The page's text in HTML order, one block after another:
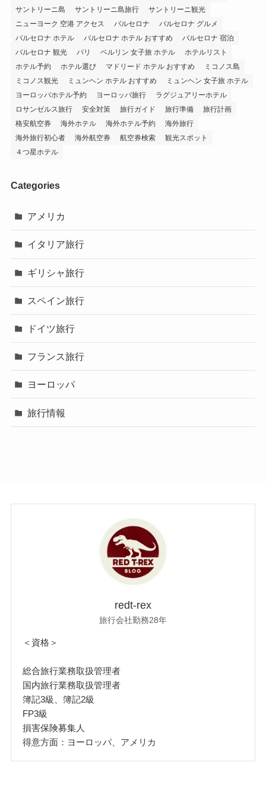
サントリーニ島
サントリーニ島旅行
サントリーニ観光
ニューヨーク 空港 アクセス
バルセロナ
バルセロナ グルメ
バルセロナ ホテル
バルセロナ ホテル おすすめ
バルセロナ 宿泊
バルセロナ 観光
パリ ベルリン 女子旅 ホテル
ホテルリスト
ホテル予約
ホテル選び マドリード ホテル おすすめ
ミコノス島
ミコノス観光
ミュンヘン ホテル おすすめ
ミュンヘン 女子旅 ホテル
ヨーロッパホテル予約
ヨーロッパ旅行
ラグジュアリーホテル
ロサンゼルス旅行
安全対策 旅行ガイド 旅行準備
旅行計画
格安航空券
海外ホテル 海外ホテル予約
海外旅行
海外旅行初心者
海外航空券 航空券検索
観光スポット
４つ星ホテル
Categories
アメリカ
イタリア旅行
ギリシャ旅行
スペイン旅行
ドイツ旅行
フランス旅行
ヨーロッパ
旅行情報
redt-rex
旅行会社勤務28年
＜資格＞
総合旅行業務取扱管理者
国内旅行業務取扱管理者
簿記3級、簿記2級
FP3級
損害保険募集人
得意方面：ヨーロッパ、アメリカ